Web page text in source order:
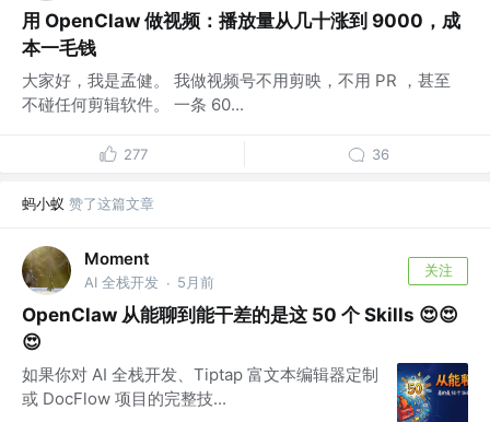
用 OpenClaw 做视频：播放量从几十涨到 9000，成
本一毛钱
大家好，我是孟健。 我做视频号不用剪映，不用 PR ，甚至
不碰任何剪辑软件。 一条 60...
277 36
蚂小蚁 赞了这篇文章
Moment
AI 全栈开发 · 5月前
关注
OpenClaw 从能聊到能干差的是这 50 个 Skills 😍😍
😍
如果你对 AI 全栈开发、Tiptap 富文本编辑器定制
或 DocFlow 项目的完整技...